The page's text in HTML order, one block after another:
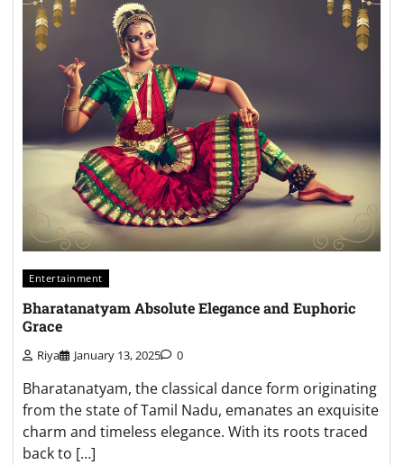
Entertainment
Bharatanatyam Absolute Elegance and Euphoric
Grace
Riya January 13, 2025 0
Bharatanatyam, the classical dance form originating
from the state of Tamil Nadu, emanates an exquisite
charm and timeless elegance. With its roots traced
back to […]